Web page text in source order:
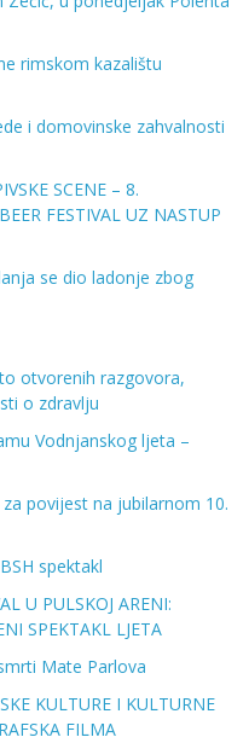
rimskom kazalištu
i domovinske zahvalnosti
SCENE – 8.
FESTIVAL UZ NASTUP
se dio ladonje zbog
otvorenih razgovora,
o zdravlju
Vodnjanskog ljeta –
povijest na jubilarnom 10.
spektakl
U PULSKOJ ARENI:
SPEKTAKL LJETA
Mate Parlova
KULTURE I KULTURNE
FILMA